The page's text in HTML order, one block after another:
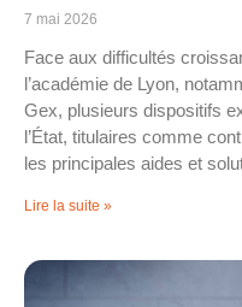
7 mai 2026
Face aux difficultés
l’académie de Lyon,
Gex, plusieurs dispositifs
l’État, titulaires comme
les principales aides et
Lire la suite »